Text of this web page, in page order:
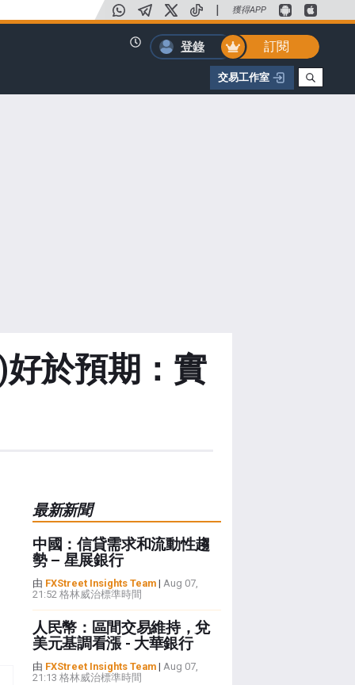
| 獲得APP
登錄 訂閱
交易工作室
於預期：實
最新新聞
中國：信貸需求和流動性趨
勢 – 星展銀行
由 FXStreet Insights Team| Aug 07,
21:52 格林威治標準時間
人民幣：區間交易維持，兌
美元基調看漲 - 大華銀行
由 FXStreet Insights Team| Aug 07,
21:13 格林威治標準時間